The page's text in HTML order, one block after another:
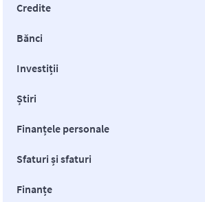
Credite
Bănci
Investiții
Știri
Finanțele personale
Sfaturi și sfaturi
Finanțe